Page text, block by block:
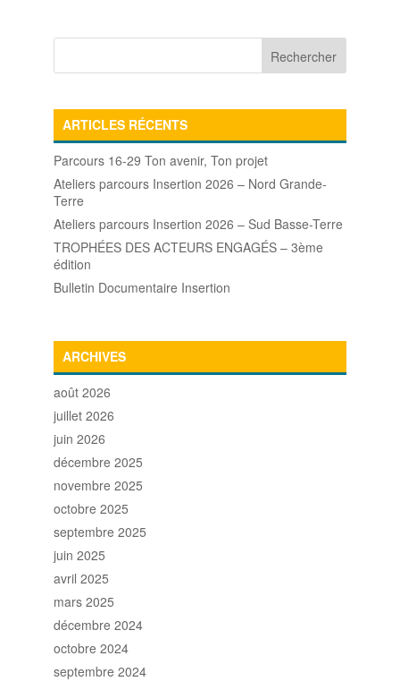
ARTICLES RÉCENTS
Parcours 16-29 Ton avenir, Ton projet
Ateliers parcours Insertion 2026 – Nord Grande-
Terre
Ateliers parcours Insertion 2026 – Sud Basse-Terre
TROPHÉES DES ACTEURS ENGAGÉS – 3ème
édition
Bulletin Documentaire Insertion
ARCHIVES
août 2026
juillet 2026
juin 2026
décembre 2025
novembre 2025
octobre 2025
septembre 2025
juin 2025
avril 2025
mars 2025
décembre 2024
octobre 2024
septembre 2024